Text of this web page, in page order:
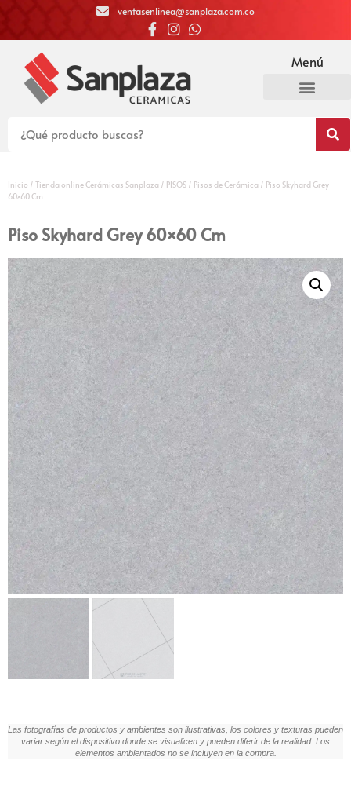
ventasenlinea@sanplaza.com.co
Menú
Inicio / Tienda online Cerámicas Sanplaza / PISOS / Pisos de Cerámica / Piso Skyhard Grey
60×60 Cm
Piso Skyhard Grey 60×60 Cm
Las fotografías de productos y ambientes son ilustrativas, los colores y texturas pueden
variar según el dispositivo donde se visualicen y pueden diferir de la realidad. Los
elementos ambientados no se incluyen en la compra.